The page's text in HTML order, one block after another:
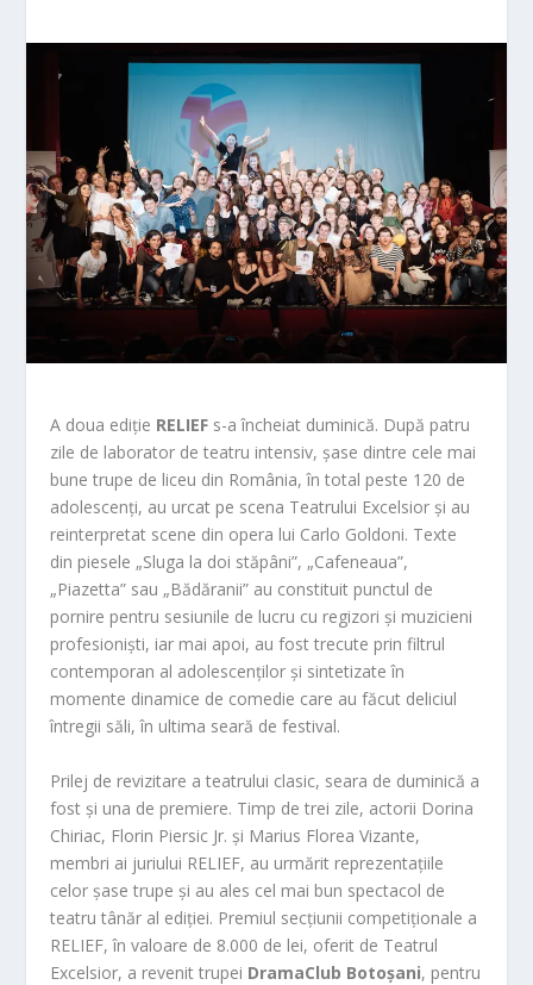
A doua ediție RELIEF s-a încheiat duminică. După patru
zile de laborator de teatru intensiv, șase dintre cele mai
bune trupe de liceu din România, în total peste 120 de
adolescenți, au urcat pe scena Teatrului Excelsior și au
reinterpretat scene din opera lui Carlo Goldoni. Texte
din piesele „Sluga la doi stăpâni”, „Cafeneaua”,
„Piazetta” sau „Bădăranii” au constituit punctul de
pornire pentru sesiunile de lucru cu regizori și muzicieni
profesioniști, iar mai apoi, au fost trecute prin filtrul
contemporan al adolescenților și sintetizate în
momente dinamice de comedie care au făcut deliciul
întregii săli, în ultima seară de festival.
Prilej de revizitare a teatrului clasic, seara de duminică a
fost și una de premiere. Timp de trei zile, actorii Dorina
Chiriac, Florin Piersic Jr. și Marius Florea Vizante,
membri ai juriului RELIEF, au urmărit reprezentațiile
celor șase trupe și au ales cel mai bun spectacol de
teatru tânăr al ediției. Premiul secțiunii competiționale a
RELIEF, în valoare de 8.000 de lei, oferit de Teatrul
Excelsior, a revenit trupei DramaClub Botoșani, pentru